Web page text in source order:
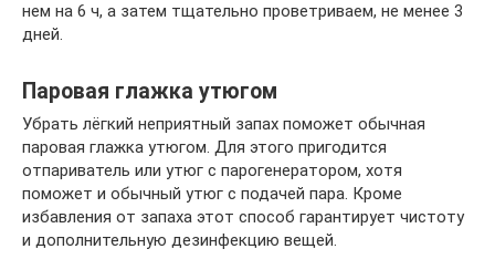
нем на 6 ч, а затем тщательно проветриваем, не менее 3
дней.
Паровая глажка утюгом
Убрать лёгкий неприятный запах поможет обычная
паровая глажка утюгом. Для этого пригодится
отпариватель или утюг с парогенератором, хотя
поможет и обычный утюг с подачей пара. Кроме
избавления от запаха этот способ гарантирует чистоту
и дополнительную дезинфекцию вещей.